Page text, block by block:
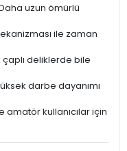
uzun ömürlü
ile zaman
çaplı deliklerde bile
darbe dayanımı
amatör kullanıcılar için